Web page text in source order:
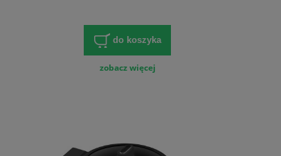
do koszyka
zobacz więcej